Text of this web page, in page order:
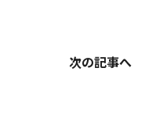
次の記事へ